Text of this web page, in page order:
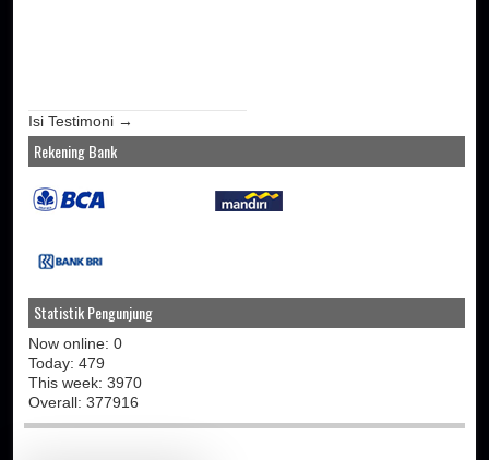
Isi Testimoni →
Rekening Bank
Statistik Pengunjung
Now online: 0
Today: 479
This week: 3970
Overall: 377916